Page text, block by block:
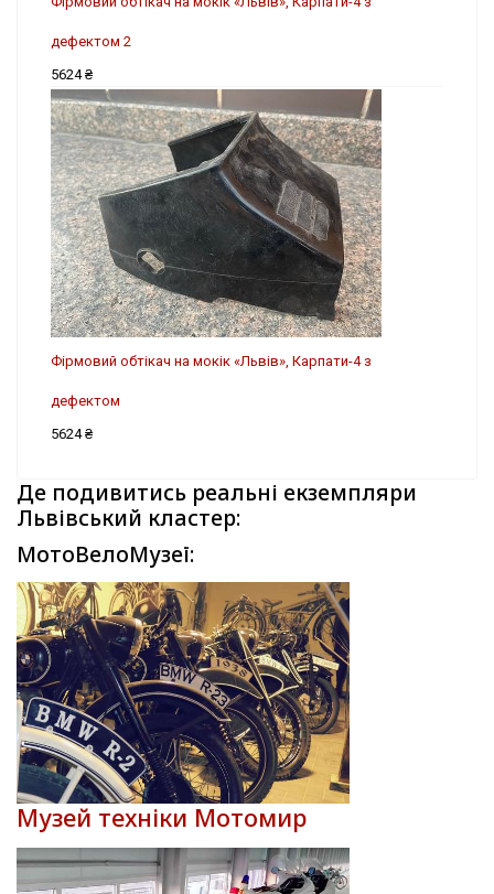
дефектом 2
5624 ₴
Фірмовий обтікач на мокік «Львів», Карпати-4 з
дефектом
5624 ₴
Де подивитись реальні екземпляри
Львівський кластер:
МотоВелоМузеї:
Музей техніки Мотомир